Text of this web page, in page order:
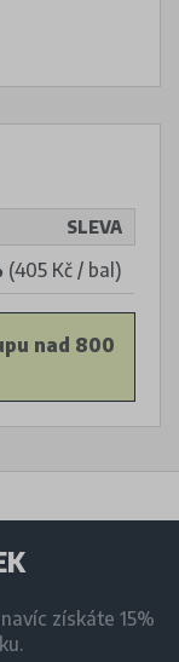
SLEVA
(405 Kč / bal)
nad 800
získáte 15%